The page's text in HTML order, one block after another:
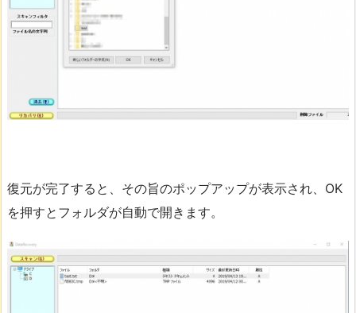
復元が完了すると、その旨のポップアップが表示され、OK
を押すとフォルダが自動で開きます。